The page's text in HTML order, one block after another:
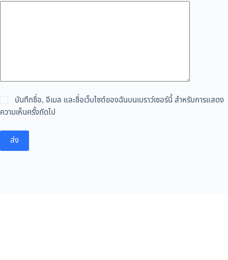
บันทึกชื่อ, อีเมล และชื่อเว็บไซต์ของฉันบนเบราว์เซอร์นี้ สำหรับการแสดง
ความเห็นครั้งถัดไป
ส่ง